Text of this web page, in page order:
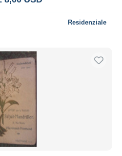
Residenziale